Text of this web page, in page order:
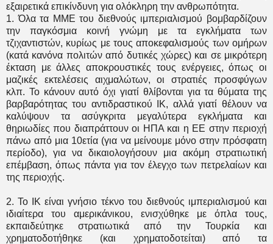
εξαιρετικά επικίνδυνη για ολόκληρη την ανθρωπότητα.
1. Όλα τα ΜΜΕ του διεθνούς ιμπεριαλισμού βομβαρδίζουν
την παγκόσμια κοινή γνώμη με τα εγκλήματα των
τζιχαντιστών, κυρίως με τους αποκεφαλισμούς των ομήρων
(κατά κανόνα πολιτών από δυτικές χώρες) και σε μικρότερη
έκταση με άλλες αποκρουστικές τους ενέργειες, όπως οι
μαζικές εκτελέσεις αιχμαλώτων, οι στρατιές προσφύγων
κλπ. Το κάνουν αυτό όχι γιατί θλίβονται για τα θύματα της
βαρβαρότητας του αντιδραστικού ΙΚ, αλλά γιατί θέλουν να
καλύψουν τα ασύγκριτα μεγαλύτερα εγκλήματα και
θηριωδίες που διαπράττουν οι ΗΠΑ και η ΕΕ στην περιοχή
πάνω από μια 10ετία (για να μείνουμε μόνο στην πρόσφατη
περίοδο), για να δικαιολογήσουν μια ακόμη στρατιωτική
επέμβαση, όπως πάντα για τον έλεγχο των πετρελαίων και
της περιοχής.
2. Το ΙΚ είναι γνήσιο τέκνο του διεθνούς ιμπεριαλισμού και
ιδιαίτερα του αμερικάνικου, ενισχύθηκε με όπλα τους,
εκπαιδεύτηκε στρατιωτικά από την Τουρκία και
χρηματοδοτήθηκε (και χρηματοδοτείται) από τα